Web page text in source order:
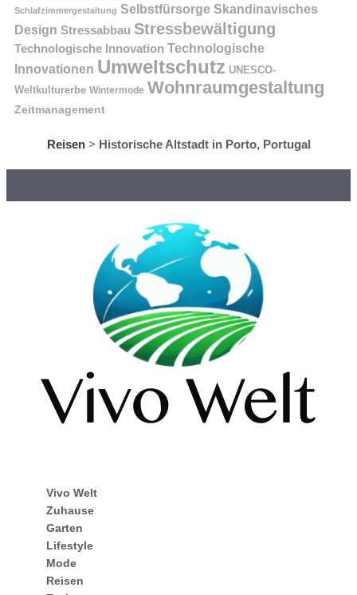
Schlafzimmergestaltung Selbstfürsorge Skandinavisches
Design Stressabbau Stressbewältigung
Technologische Innovation Technologische
Innovationen Umweltschutz UNESCO-
Weltkulturerbe Wintermode Wohnraumgestaltung
Zeitmanagement
Reisen> Historische Altstadt in Porto, Portugal
Vivo Welt
Zuhause
Garten
Lifestyle
Mode
Reisen